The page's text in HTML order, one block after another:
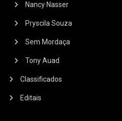
Nancy Nasser
Pryscila Souza
Sem Mordaça
Tony Auad
Classificados
Editais